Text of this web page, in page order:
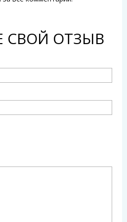
СВОЙ ОТЗЫВ